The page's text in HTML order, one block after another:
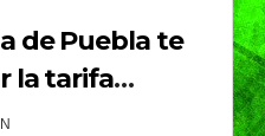
de Puebla te
la tarifa
para todo el